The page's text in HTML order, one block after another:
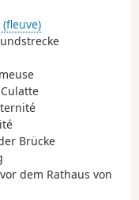
Brücke
dem Rathaus von